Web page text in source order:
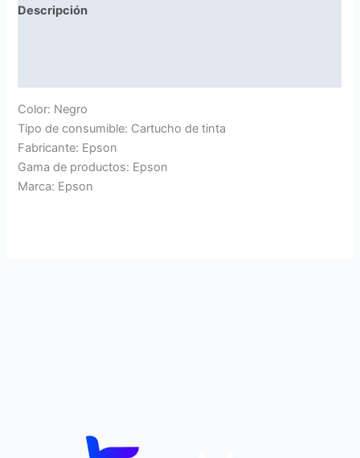
Descripción
Color: Negro
Tipo de consumible: Cartucho de tinta
Fabricante: Epson
Gama de productos: Epson
Marca: Epson